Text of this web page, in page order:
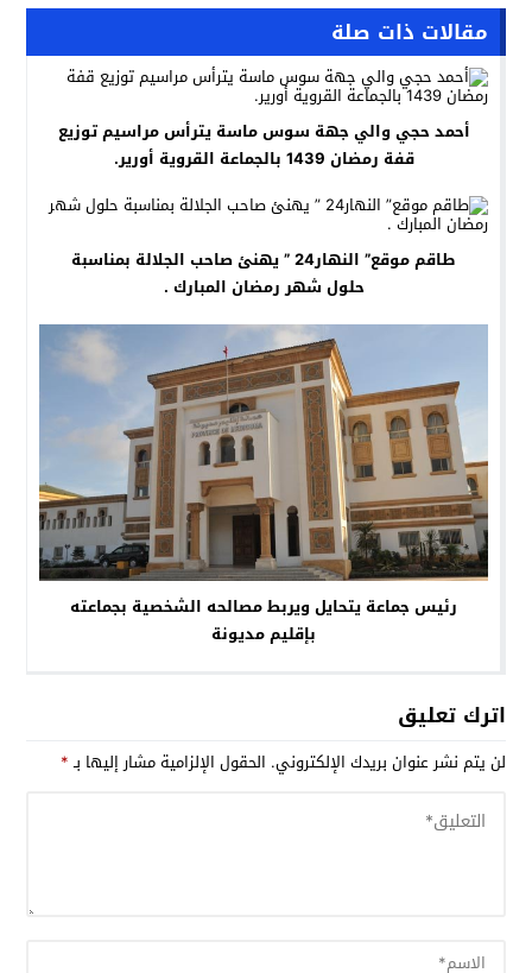
مقالات ذات صلة
أحمد حجي والي جهة سوس ماسة يترأس مراسيم توزيع
قفة رمضان 1439 بالجماعة القروية أورير.
طاقم موقع” النهار24 ” يهنئ صاحب الجلالة بمناسبة
حلول شهر رمضان المبارك .
رئيس جماعة يتحايل ويربط مصالحه الشخصية بجماعته
بإقليم مديونة
اترك تعليق
لن يتم نشر عنوان بريدك الإلكتروني. الحقول الإلزامية مشار إليها بـ*